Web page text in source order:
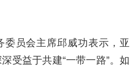
员会主席邱威功表示，亚
受益于共建“一带一路”。如